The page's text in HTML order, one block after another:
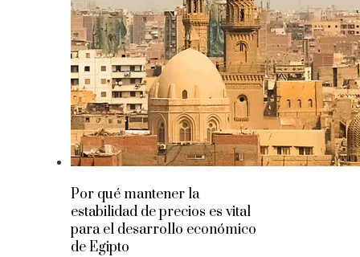
Por qué mantener la
estabilidad de precios es vital
para el desarrollo económico
de Egipto